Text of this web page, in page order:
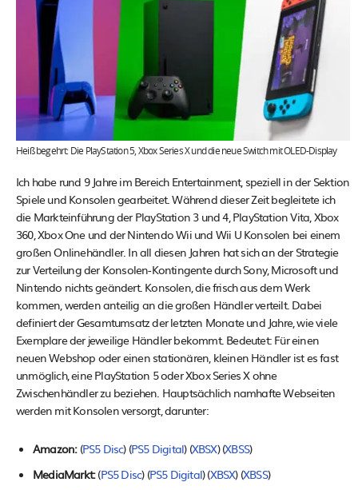
Heiß begehrt: Die PlayStation 5, Xbox Series X und die neue Switch mit OLED-Display
Ich habe rund 9 Jahre im Bereich Entertainment, speziell in der Sektion
Spiele und Konsolen gearbeitet. Während dieser Zeit begleitete ich
die Markteinführung der PlayStation 3 und 4, PlayStation Vita, Xbox
360, Xbox One und der Nintendo Wii und Wii U Konsolen bei einem
großen Onlinehändler. In all diesen Jahren hat sich an der Strategie
zur Verteilung der Konsolen-Kontingente durch Sony, Microsoft und
Nintendo nichts geändert. Konsolen, die frisch aus dem Werk
kommen, werden anteilig an die großen Händler verteilt. Dabei
definiert der Gesamtumsatz der letzten Monate und Jahre, wie viele
Exemplare der jeweilige Händler bekommt. Bedeutet: Für einen
neuen Webshop oder einen stationären, kleinen Händler ist es fast
unmöglich, eine PlayStation 5 oder Xbox Series X ohne
Zwischenhändler zu beziehen. Hauptsächlich namhafte Webseiten
werden mit Konsolen versorgt, darunter:
Amazon:(PS5 Disc) (PS5 Digital) (XBSX) (XBSS)
MediaMarkt:(PS5 Disc) (PS5 Digital) (XBSX) (XBSS)